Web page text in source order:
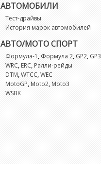
АВТОМОБИЛИ
Тест-драйвы
История марок автомобилей
АВТО/МОТО СПОРТ
Формула-1 , Формула 2, GP2, GP3
WRC,ERC,Ралли-рейды
DTM,WTCC,WEC
MotoGP,Moto2,Moto3
WSBK